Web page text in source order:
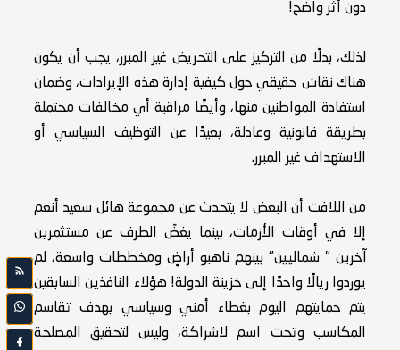
دون أثر واضح!
لذلك، بدلًا من التركيز على التحريض غير المبرر، يجب أن يكون
هناك نقاش حقيقي حول كيفية إدارة هذه الإيرادات، وضمان
استفادة المواطنين منها، وأيضًا مراقبة أي مخالفات محتملة
بطريقة قانونية وعادلة، بعيدًا عن التوظيف السياسي أو
الاستهداف غير المبرر.
من اللافت أن البعض لا يتحدث عن مجموعة هائل سعيد أنعم
إلا في أوقات الأزمات، بينما يغضّ الطرف عن مستثمرين
آخرين " شماليين" بينهم ناهبو أراضٍ ومخططات واسعة، لم
يوردوا ريالًا واحدًا إلى خزينة الدولة! هؤلاء النافذين السابقين
يتم حمايتهم اليوم بغطاء أمني وسياسي بهدف تقاسم
المكاسب وتحت اسم لاشراكة، وليس لتحقيق المصلحة